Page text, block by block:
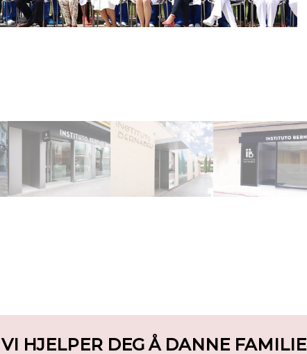
VI HJELPER DEG Å DANNE FAMILIE